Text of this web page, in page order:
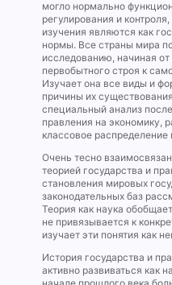
могло нормально
регулирования и
изучения являются как
нормы. Все страны мира
исследованию, начиная
первобытного строя к
Изучает она все виды и
причины их
специальный анализ
правления на экономику,
классовое
Очень тесно
теорией государства и
становления мировых
законодательных баз
Теория как наука
не привязывается к
изучает эти понятия как
История государства и
активно развиваться как